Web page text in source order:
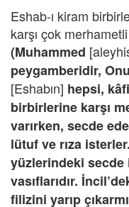
Eshab-ı kiram
karşı çok
(Muhammed
peygamberidir,
[Eshabın] hepsi,
birbirlerine karşı
varırken, secde
lütuf ve rıza
yüzlerindeki secde
vasıflarıdır.
filizini yarıp